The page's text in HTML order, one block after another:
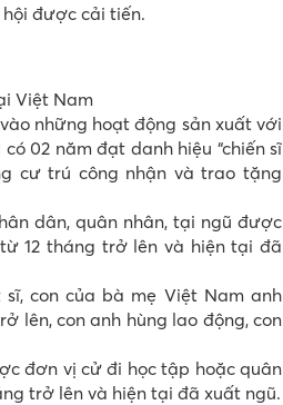
được cải tiến.
Việt Nam
những hoạt động sản xuất với
02 năm đạt danh hiệu “chiến sĩ
cư trú công nhận và trao tặng
dân, quân nhân, tại ngũ được
12 tháng trở lên và hiện tại đã
con của bà mẹ Việt Nam anh
lên, con anh hùng lao động, con
đơn vị cử đi học tập hoặc quân
trở lên và hiện tại đã xuất ngũ.